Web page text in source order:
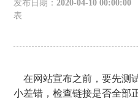
发布日期：2020-04-10 00:00:00
表
在网站宣布之前，要先测
小差错，检查链接是否全部